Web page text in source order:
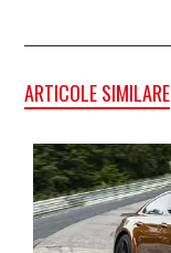
ARTICOLE SIMILARE